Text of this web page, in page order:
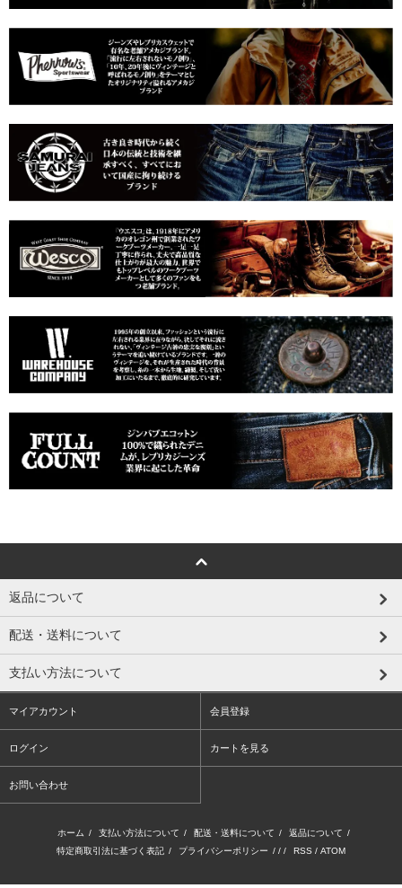
返品について
配送・送料について
支払い方法について
マイアカウント 会員登録
ログイン カートを見る
お問い合わせ
ホーム / 支払い方法について / 配送・送料について / 返品について /
特定商取引法に基づく表記 / プライバシーポリシー / / / RSS / ATOM